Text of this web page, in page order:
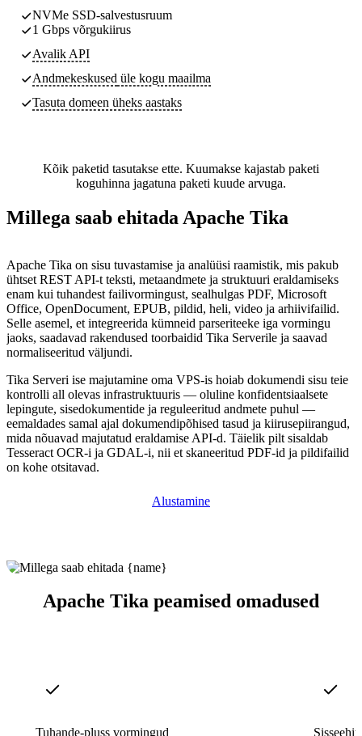
NVMe SSD-salvestusruum
1 Gbps võrgukiirus
Avalik API
Andmekeskused üle kogu maailma
Tasuta domeen üheks aastaks
Kõik paketid tasutakse ette. Kuumakse kajastab paketi
koguhinna jagatuna paketi kuude arvuga.
Millega saab ehitada Apache Tika
Apache Tika on sisu tuvastamise ja analüüsi raamistik, mis pakub
ühtset REST API-t teksti, metaandmete ja struktuuri eraldamiseks
enam kui tuhandest failivormingust, sealhulgas PDF, Microsoft
Office, OpenDocument, EPUB, pildid, heli, video ja arhiivifailid.
Selle asemel, et integreerida kümneid parseriteeke iga vormingu
jaoks, saadavad rakendused toorbaidid Tika Serverile ja saavad
normaliseeritud väljundi.
Tika Serveri ise majutamine oma VPS-is hoiab dokumendi sisu teie
kontrolli all olevas infrastruktuuris — oluline konfidentsiaalsete
lepingute, sisedokumentide ja reguleeritud andmete puhul —
eemaldades samal ajal dokumendipõhised tasud ja kiirusepiirangud,
mida nõuavad majutatud eraldamise API-d. Täielik pilt sisaldab
Tesseract OCR-i ja GDAL-i, nii et skaneeritud PDF-id ja pildifailid
on kohe otsitavad.
Alustamine
Apache Tika peamised omadused
Tuhande-pluss vormingud